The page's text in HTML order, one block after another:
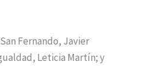
Fernando, Javier
Leticia Martín; y